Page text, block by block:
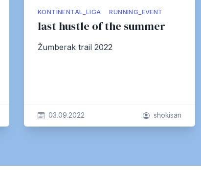
KONTINENTAL_LIGA RUNNING_EVENT
last hustle of the summer
Žumberak trail 2022
03.09.2022 shokisan